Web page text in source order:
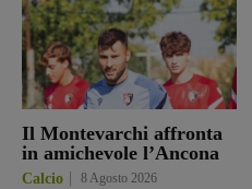
Il Montevarchi affronta
in amichevole l’Ancona
Calcio 8 Agosto 2026